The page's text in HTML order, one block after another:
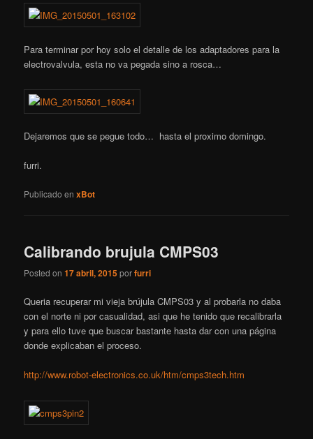
Para terminar por hoy solo el detalle de los adaptadores para la
electrovalvula, esta no va pegada sino a rosca…
Dejaremos que se pegue todo… hasta el proximo domingo.
furri.
Publicado en xBot
Calibrando brujula CMPS03
Posted on17 abril, 2015porfurri
Queria recuperar mi vieja brújula CMPS03 y al probarla no daba
con el norte ni por casualidad, asi que he tenido que recalibrarla
y para ello tuve que buscar bastante hasta dar con una página
donde explicaban el proceso.
http://www.robot-electronics.co.uk/htm/cmps3tech.htm